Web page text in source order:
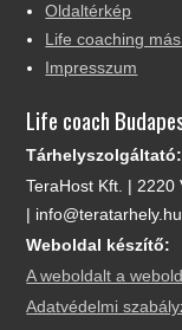
Oldaltérkép
Life coaching
Impresszum
Life coach
Tárhelyszolgáltató:
TeraHost Kft. |
|
Weboldal készítő:
A weboldalt a
Adatvédelmi